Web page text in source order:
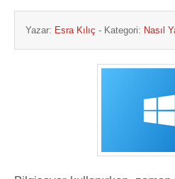
Yazar: Esra Kılıç - Kategori: Nasıl